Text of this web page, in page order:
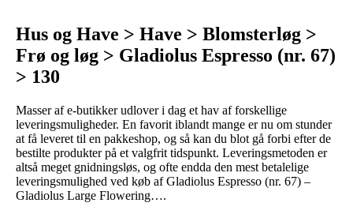
Hus og Have > Have > Blomsterløg >
Frø og løg > Gladiolus Espresso (nr. 67)
> 130
Masser af e-butikker udlover i dag et hav af forskellige
leveringsmuligheder. En favorit iblandt mange er nu om stunder
at få leveret til en pakkeshop, og så kan du blot gå forbi efter de
bestilte produkter på et valgfrit tidspunkt. Leveringsmetoden er
altså meget gnidningsløs, og ofte endda den mest betalelige
leveringsmulighed ved køb af Gladiolus Espresso (nr. 67) –
Gladiolus Large Flowering….